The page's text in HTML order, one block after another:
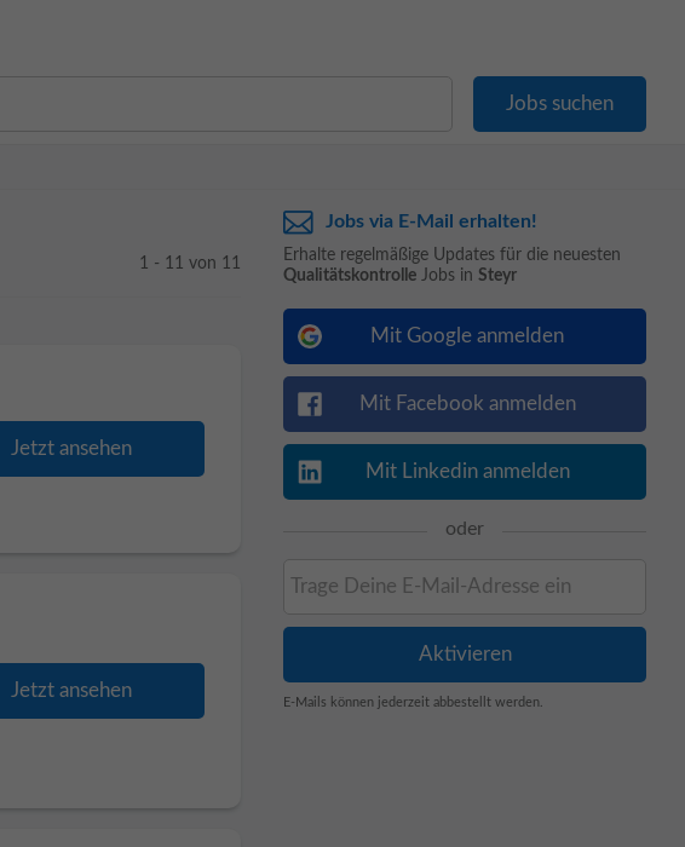
1 - 11 von 11
Jetzt ansehen
Jetzt ansehen
Jobs via E-Mail erhalten!
Erhalte regelmäßige Updates für die neuesten
Qualitätskontrolle Jobs in Steyr
Mit Google anmelden
Mit Facebook anmelden
Mit Linkedin anmelden
oder
E-Mails können jederzeit abbestellt werden.